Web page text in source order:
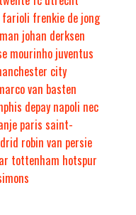
farioli frenkie de jong
johan derksen
mourinho juventus
city
van basten
depay napoli nec
paris saint-
robin van persie
tottenham hotspur